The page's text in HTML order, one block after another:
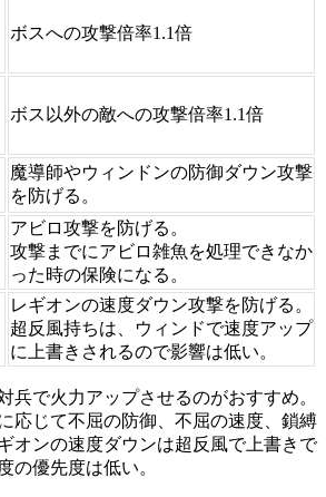
ボスへの攻撃倍率1.1倍
ボス以外の敵への攻撃倍率1.1倍
魔導師やウィンドンの防御ダウン攻撃
を防げる。
アビロ攻撃を防げる。
攻撃までにアビロ雑魚を処理できなか
った時の保険になる。
レギオンの速度ダウン攻撃を防げる。
超反風持ちは、ウィンドで速度アップ
に上書きされるので影響は低い。
兵で火力アップさせるのがおすすめ。
応じて不屈の防御、不屈の速度、鎖縛
オンの速度ダウンは超反風で上書きで
の優先度は低い。